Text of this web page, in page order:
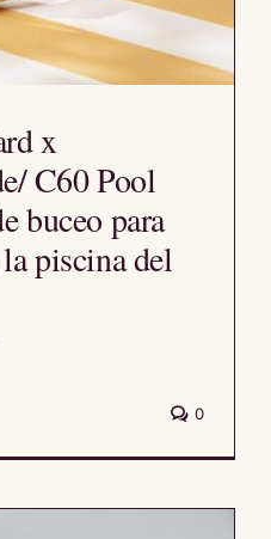
x
C60 Pool
buceo para
piscina del
0